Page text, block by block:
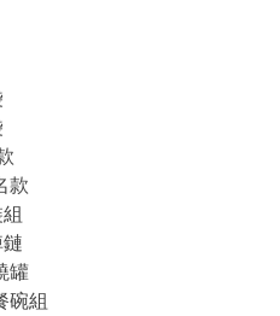
款
罐
碗組